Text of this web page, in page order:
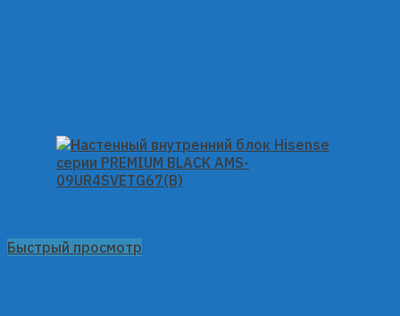
Быстрый просмотр